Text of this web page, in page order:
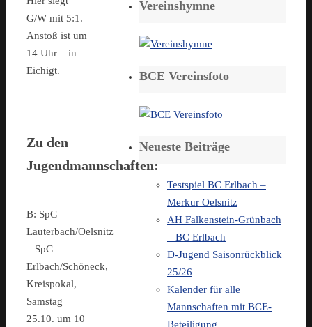
G/W mit 5:1.
Anstoß ist um
14 Uhr – in
Eichigt.
Zu den
Jugendmannschaften:
B: SpG
Lauterbach/Oelsnitz
– SpG
Erlbach/Schöneck,
Kreispokal,
Samstag
25.10. um 10
Vereinshymne
BCE Vereinsfoto
Neueste Beiträge
Testspiel BC Erlbach –
Merkur Oelsnitz
AH Falkenstein-Grünbach
– BC Erlbach
D-Jugend Saisonrückblick
25/26
Kalender für alle
Mannschaften mit BCE-
Beteiligung